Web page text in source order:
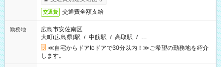
交通費 交通費全額支給
勤務地
広島市安佐南区
大町(広島県)駅 / 中筋駅 / 高取駅 / …
≪自宅からドアtoドアで30分以内！≫ご希望の勤務地を紹介
します。